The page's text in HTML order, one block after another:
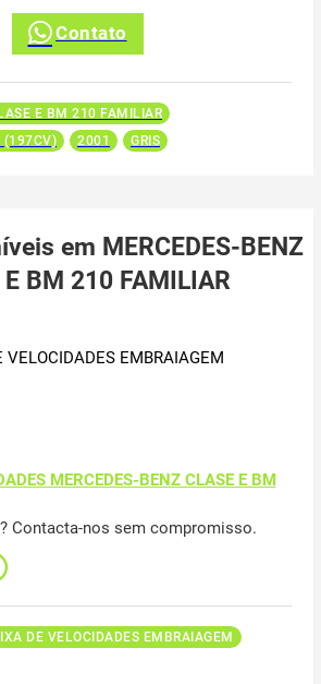
Contato
E BM 210 FAMILIAR
(197CV)
2001 GRIS
em MERCEDES-BENZ
E BM 210 FAMILIAR
VELOCIDADES EMBRAIAGEM
MERCEDES-BENZ CLASE E BM
Contacta-nos sem compromisso.
DE VELOCIDADES EMBRAIAGEM